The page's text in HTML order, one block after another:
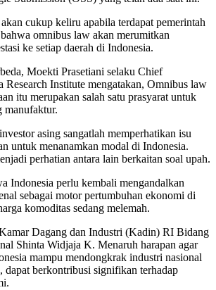
cukup keliru apabila terdapat pemerintah
omnibus law akan merumitkan
ke setiap daerah di Indonesia.
Moekti Prasetiani selaku Chief
Research Institute mengatakan, Omnibus law
itu merupakan salah satu prasyarat untuk
manufaktur.
asing sangatlah memperhatikan isu
untuk menanamkan modal di Indonesia.
perhatian antara lain berkaitan soal upah.
Indonesia perlu kembali mengandalkan
sebagai motor pertumbuhan ekonomi di
komoditas sedang melemah.
Dagang dan Industri (Kadin) RI Bidang
Shinta Widjaja K. Menaruh harapan agar
mampu mendongkrak industri nasional
dapat berkontribusi signifikan terhadap